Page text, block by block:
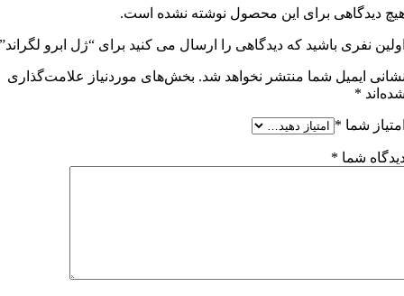
دیدگاهی برای این محصول نوشته نشده است.
نفری باشید که دیدگاهی را ارسال می کنید برای “ژل ابرو لگراند”
ایمیل شما منتشر نخواهد شد. بخش‌های موردنیاز علامت‌گذاری
*
شما *
شما *